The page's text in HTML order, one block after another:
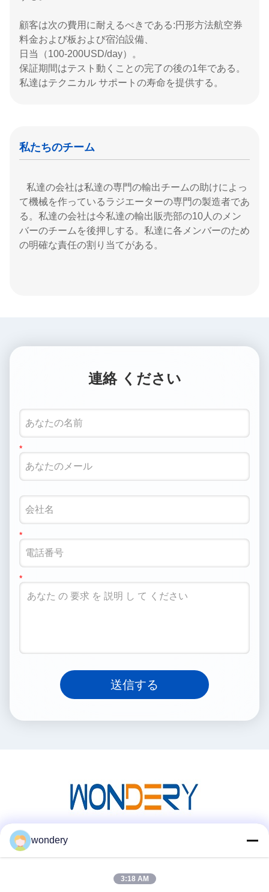
顧客は次の費用に耐えるべきである:円形方法航空券
料金および板および宿泊設備、
日当（100-200USD/day）。
保証期間はテスト動くことの完了の後の1年である。
私達はテクニカル サポートの寿命を提供する。
私たちのチーム
私達の会社は私達の専門の輸出チームの助けによっ
て機械を作っているラジエーターの専門の製造者であ
る。私達の会社は今私達の輸出販売部の10人のメン
バーのチームを後押しする。私達に各メンバーのため
の明確な責任の割り当てがある。
連絡 ください
送信する
wondery
3:18 AM